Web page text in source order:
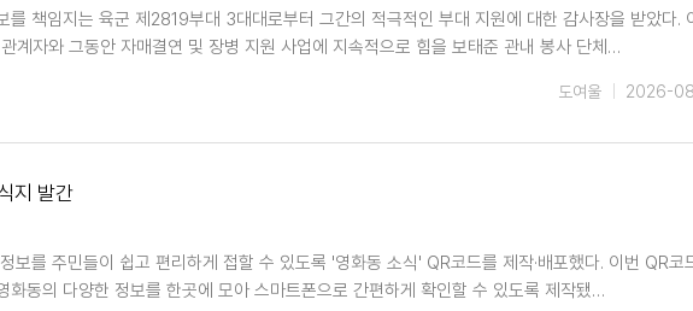
를 책임지는 육군 제2819부대 3대대로부터 그간의 적극적인 부대 지원에 대한 감사장을 받았다.
계자와 그동안 자매결연 및 장병 지원 사업에 지속적으로 힘을 보태준 관내 봉사 단체…
2026-
도여울
지 발간
보를 주민들이 쉽고 편리하게 접할 수 있도록 '영화동 소식' QR코드를 제작·배포했다. 이번 QR코
화동의 다양한 정보를 한곳에 모아 스마트폰으로 간편하게 확인할 수 있도록 제작됐…